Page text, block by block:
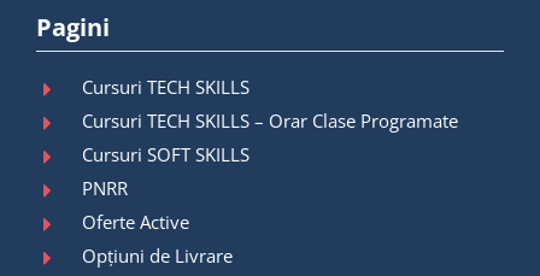
Pagini
Cursuri TECH SKILLS
Cursuri TECH SKILLS – Orar Clase Programate
Cursuri SOFT SKILLS
PNRR
Oferte Active
Opțiuni de Livrare